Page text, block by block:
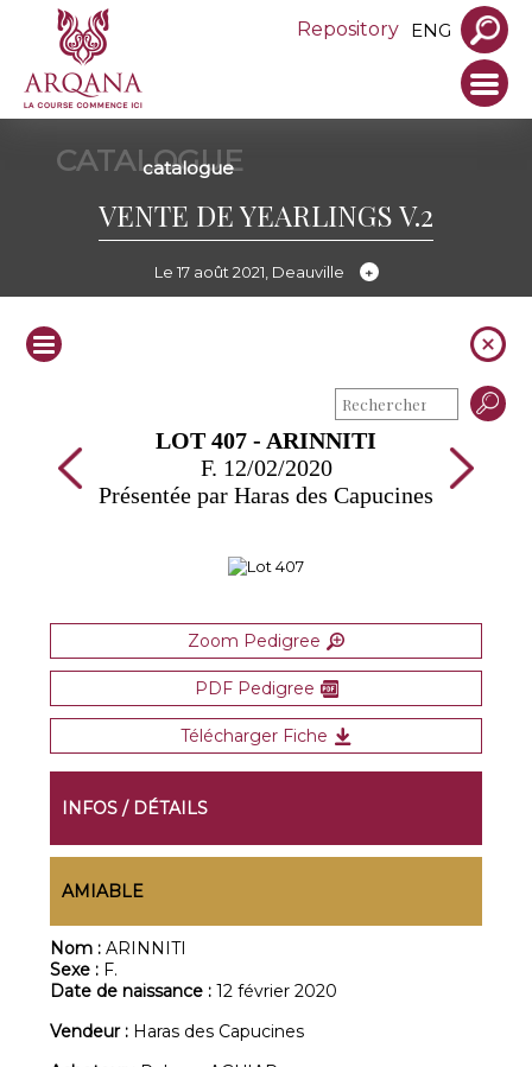
Repository ENG
CATALOGUE
catalogue
VENTE DE YEARLINGS V.2
Le 17 août 2021, Deauville
LOT 407 - ARINNITI
F. 12/02/2020
Présentée par Haras des Capucines
Zoom Pedigree
PDF Pedigree
Télécharger Fiche
INFOS / DÉTAILS
AMIABLE
Nom :ARINNITI
Sexe : F.
Date de naissance :12 février 2020
Vendeur : Haras des Capucines